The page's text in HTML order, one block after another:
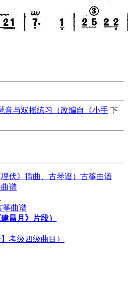
音与双摇练习（改编自《小手 下
埋伏》插曲、古琴谱）古筝曲谱
曲谱
筝曲谱
昌月》片段）
考级四级曲目）